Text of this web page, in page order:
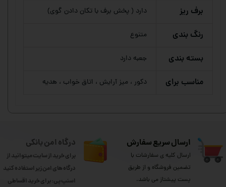
برف ریز دارد ( پخش برف با تکان دادن گوی)
رنگ بندی متنوع
بسته بندی جعبه دارد
مناسب برای دکور ، میز آرایش ، اتاق خواب ، هدیه
ارسال سریع سفارش
ارسال کلیه ی سفارشات با
تضمین فروشگاه و از طریق
پست پیشتاز می باشد.
درگاه امن بانکی
برای خرید از سایت میتوانید از
درگاه های امن زیر استفاده کنید
اسنپ پی: برای خرید اقساطی